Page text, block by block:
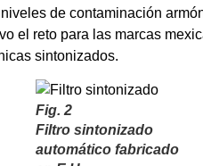
de contaminación
el reto para las marcas
sintonizados.
Fig. 2
Filtro sintonizado
automático fabricado